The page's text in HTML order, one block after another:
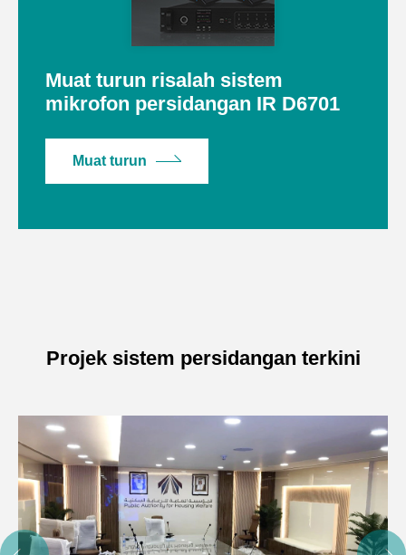
Muat turun risalah sistem
mikrofon persidangan IR D6701
Muat turun
Projek sistem persidangan terkini